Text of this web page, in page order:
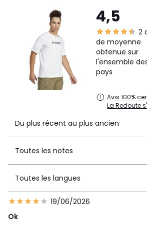
4,5
2
de moyenne
obtenue sur
l'ensemble
pays
Avis 100%
La Redoute
Du plus récent au plus ancien
Toutes les notes
Toutes les langues
19/06/2026
Ok